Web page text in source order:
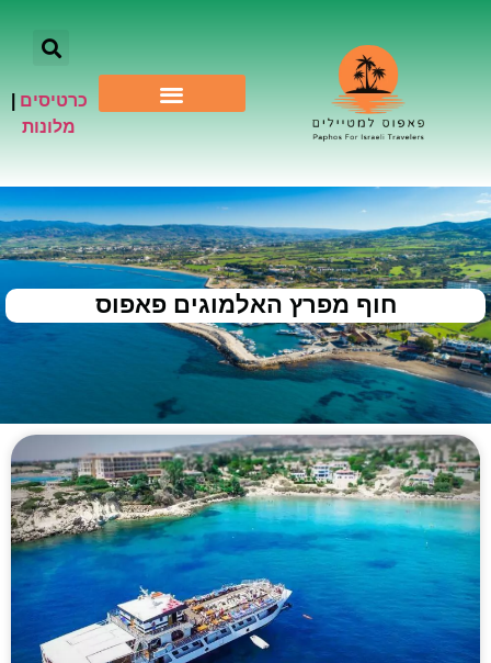
כרטיסים
מלונות
חוף מפרץ האלמוגים פאפוס